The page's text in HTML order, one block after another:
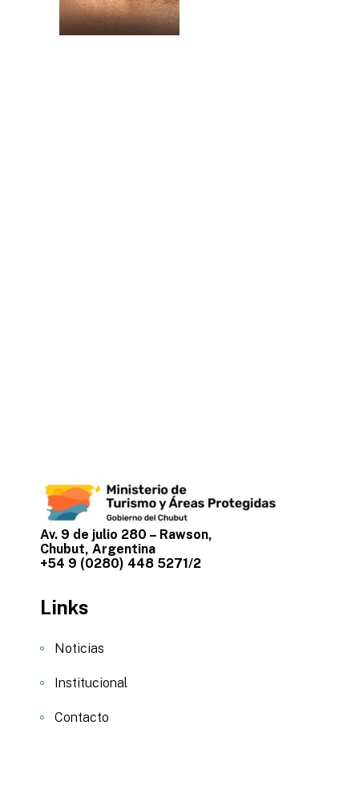
Av. 9 de julio 280 – Rawson,
Chubut, Argentina
+54 9 (0280) 448 5271/2
Links
Noticias
Institucional
Contacto